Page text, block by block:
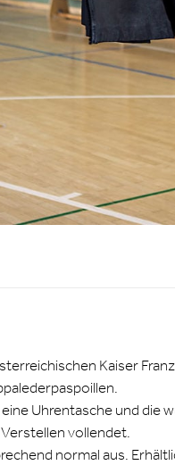
Kaiser
Uhrentasche und die
vollendet.
normal aus.